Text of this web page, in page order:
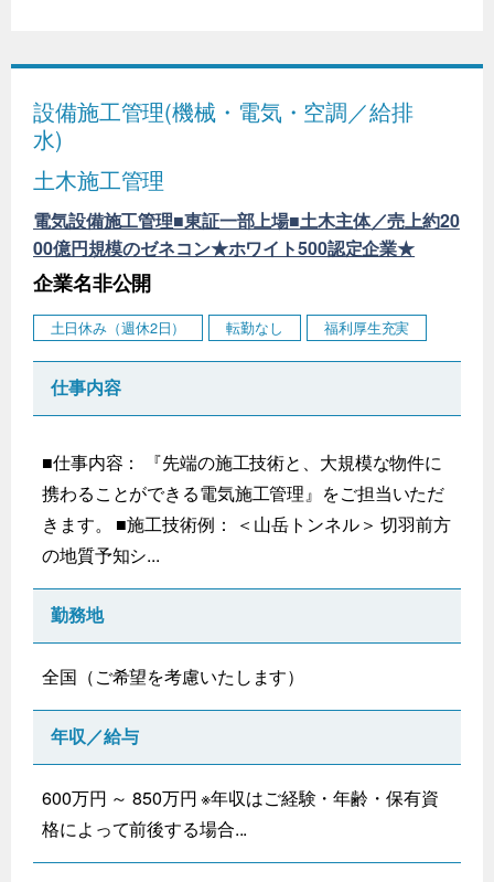
設備施工管理(機械・電気・空調／給排
水)
土木施工管理
電気設備施工管理■東証一部上場■土木主体／売上約20
00億円規模のゼネコン★ホワイト500認定企業★
企業名非公開
土日休み（週休2日） 転勤なし 福利厚生充実
仕事内容
■仕事内容： 『先端の施工技術と、大規模な物件に
携わることができる電気施工管理』をご担当いただ
きます。 ■施工技術例： ＜山岳トンネル＞ 切羽前方
の地質予知シ...
勤務地
全国（ご希望を考慮いたします）
年収／給与
600万円 ～ 850万円 ※年収はご経験・年齢・保有資
格によって前後する場合...